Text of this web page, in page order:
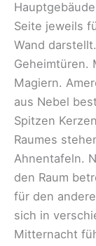
Seite jeweils
Wand
Geheimtüren.
Magiern.
aus Nebel
Spitzen
Raumes
Ahnentafeln.
den Raum
für den
sich in
Mitternacht